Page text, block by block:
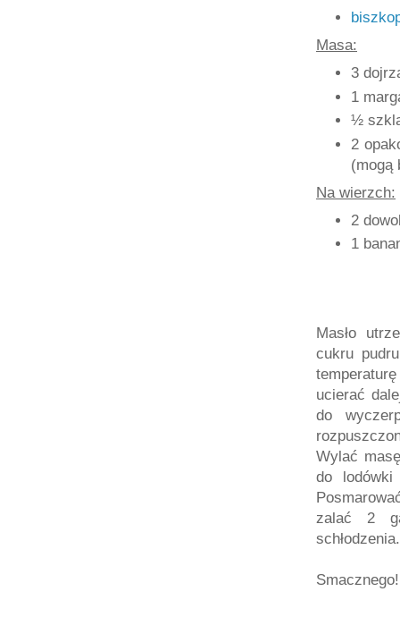
Masa:
3
1
½
2
(mogą
Na wierzch:
2
1
Masło
cukru
ucierać
do
Wylać
do lodówki
zalać 2
schłodzenia.